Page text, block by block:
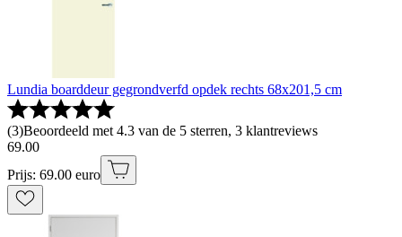
Lundia boarddeur gegrondverfd opdek rechts 68x201,5 cm
(3)Beoordeeld met 4.3 van de 5 sterren, 3 klantreviews
69.00
Prijs: 69.00 euro